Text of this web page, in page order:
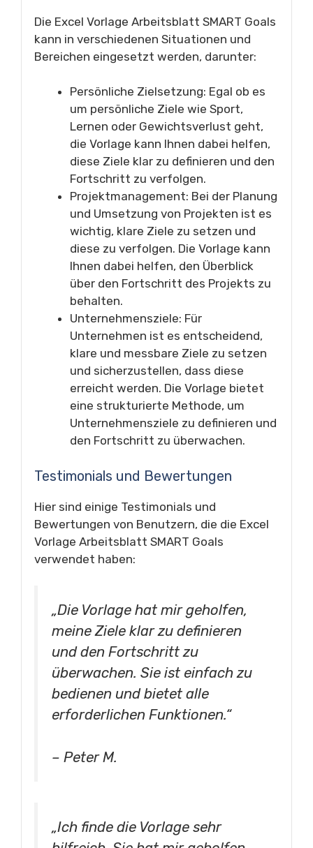
Die Excel Vorlage Arbeitsblatt SMART Goals
kann in verschiedenen Situationen und
Bereichen eingesetzt werden, darunter:
Persönliche Zielsetzung: Egal ob es
um persönliche Ziele wie Sport,
Lernen oder Gewichtsverlust geht,
die Vorlage kann Ihnen dabei helfen,
diese Ziele klar zu definieren und den
Fortschritt zu verfolgen.
Projektmanagement: Bei der Planung
und Umsetzung von Projekten ist es
wichtig, klare Ziele zu setzen und
diese zu verfolgen. Die Vorlage kann
Ihnen dabei helfen, den Überblick
über den Fortschritt des Projekts zu
behalten.
Unternehmensziele: Für
Unternehmen ist es entscheidend,
klare und messbare Ziele zu setzen
und sicherzustellen, dass diese
erreicht werden. Die Vorlage bietet
eine strukturierte Methode, um
Unternehmensziele zu definieren und
den Fortschritt zu überwachen.
Testimonials und Bewertungen
Hier sind einige Testimonials und
Bewertungen von Benutzern, die die Excel
Vorlage Arbeitsblatt SMART Goals
verwendet haben:
„Die Vorlage hat mir geholfen,
meine Ziele klar zu definieren
und den Fortschritt zu
überwachen. Sie ist einfach zu
bedienen und bietet alle
erforderlichen Funktionen.“
– Peter M.
„Ich finde die Vorlage sehr